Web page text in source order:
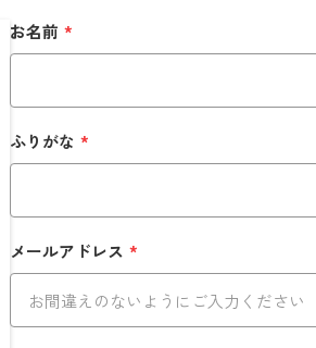
お名前 *
ふりがな *
メールアドレス *